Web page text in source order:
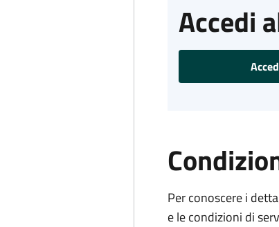
Accedi
Per conoscere i
e le condizioni di